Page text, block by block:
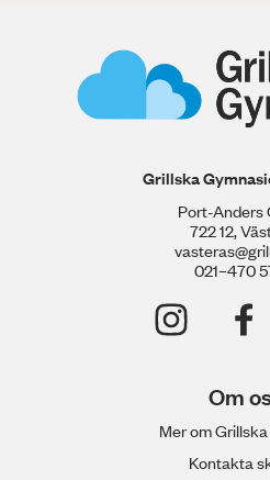
Grillska
Port-Anders
722 12,
021–470
Om
Mer om
Kontakta